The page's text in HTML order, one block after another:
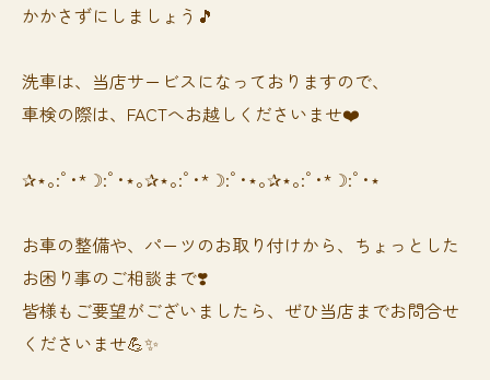
かかさずにしましょう🎵
洗車は、当店サービスになっておりますので、
車検の際は、FACTへお越しくださいませ❤️
✰⋆｡:ﾟ･*☽:ﾟ･⋆｡✰⋆｡:ﾟ･*☽:ﾟ･⋆｡✰⋆｡:ﾟ･*☽:ﾟ･⋆
お車の整備や、パーツのお取り付けから、ちょっとした
お困り事のご相談まで❣️
皆様もご要望がございましたら、ぜひ当店までお問合せ
くださいませ💪✨